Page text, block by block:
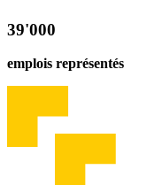
39'000
emplois représentés